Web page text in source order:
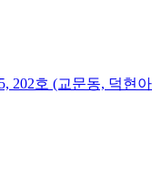
202호 (교문동, 덕현아